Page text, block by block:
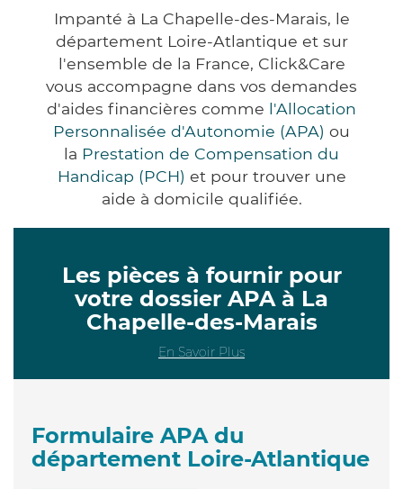
Impanté à La Chapelle-des-Marais, le
département Loire-Atlantique et sur
l'ensemble de la France, Click&Care
vous accompagne dans vos demandes
d'aides financières comme l'Allocation
Personnalisée d'Autonomie (APA) ou
la Prestation de Compensation du
Handicap (PCH) et pour trouver une
aide à domicile qualifiée.
Les pièces à fournir pour
votre dossier APA à La
Chapelle-des-Marais
En Savoir Plus
Formulaire APA du
département Loire-Atlantique